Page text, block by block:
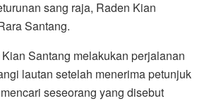
sang raja, Raden Kian
Santang.
Santang melakukan perjalanan
lautan setelah menerima petunjuk
seseorang yang disebut